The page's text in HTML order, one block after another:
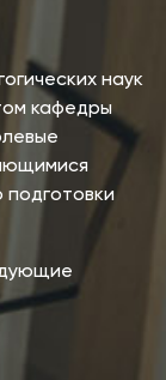
наук
кафедры
подготовки